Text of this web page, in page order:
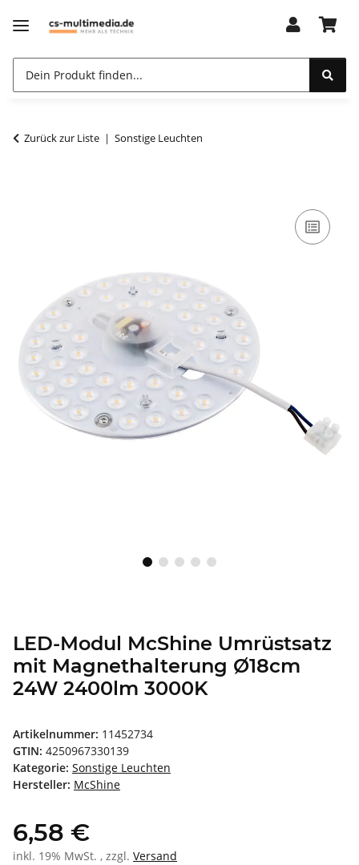
Zurück zur Liste Sonstige Leuchten
LED-Modul McShine Umrüstsatz
mit Magnethalterung Ø18cm
24W 2400lm 3000K
Artikelnummer: 11452734
GTIN: 4250967330139
Kategorie: Sonstige Leuchten
Hersteller: McShine
6,58 €
inkl. 19% MwSt. , zzgl. Versand